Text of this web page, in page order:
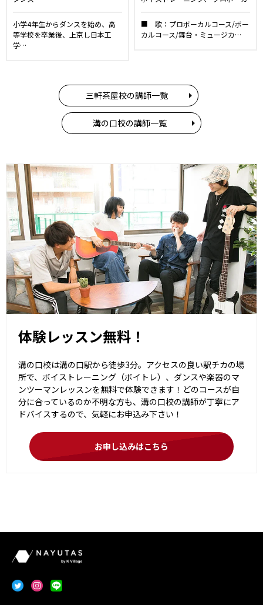
小学4年生からダンスを始め、高
等学校を卒業後、上京し日本工
学…
舞台・ミュージカルレッスン
キ
ッズ・ジュニアコース
ダンス
■ 歌：プロボーカルコース/ボー
カルコース/舞台・ミュージカ…
三軒茶屋校の講師一覧
溝の口校の講師一覧
体験レッスン無料！
溝の口校は溝の口駅から徒歩3分。アクセスの良い駅チカの場
所で、ボイストレーニング（ボイトレ）、ダンスや楽器のマ
ンツーマンレッスンを無料で体験できます！どのコースが自
分に合っているのか不明な方も、溝の口校の講師が丁寧にア
ドバイスするので、気軽にお申込み下さい！
お申し込みはこちら